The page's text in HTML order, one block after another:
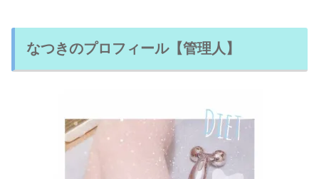
なつきのプロフィール【管理人】